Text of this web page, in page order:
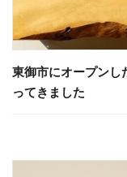
東御市にオープンし
ってきました